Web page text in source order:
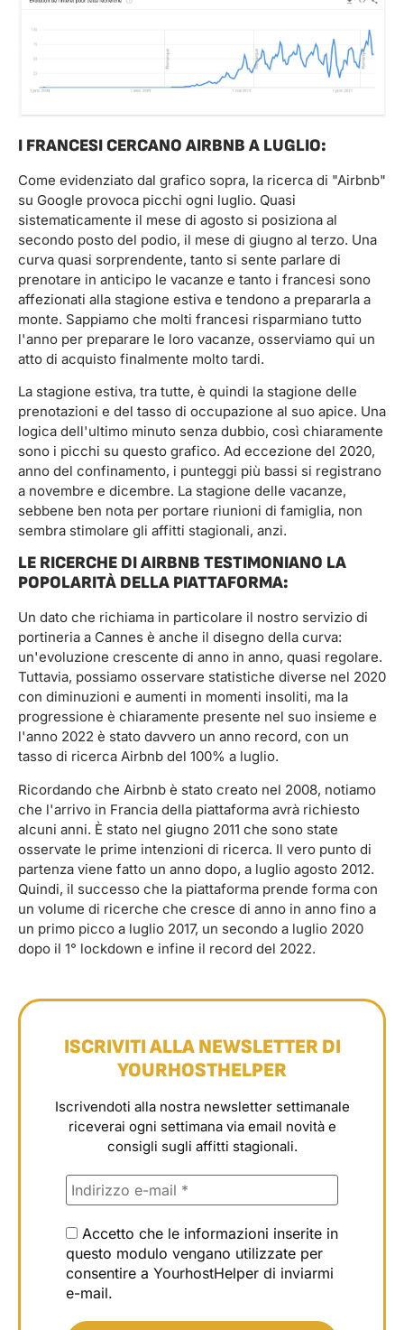
I FRANCESI CERCANO AIRBNB A LUGLIO:
Come evidenziato dal grafico sopra, la ricerca di "Airbnb"
su Google provoca picchi ogni luglio. Quasi
sistematicamente il mese di agosto si posiziona al
secondo posto del podio, il mese di giugno al terzo. Una
curva quasi sorprendente, tanto si sente parlare di
prenotare in anticipo le vacanze e tanto i francesi sono
affezionati alla stagione estiva e tendono a prepararla a
monte. Sappiamo che molti francesi risparmiano tutto
l'anno per preparare le loro vacanze, osserviamo qui un
atto di acquisto finalmente molto tardi.
La stagione estiva, tra tutte, è quindi la stagione delle
prenotazioni e del tasso di occupazione al suo apice. Una
logica dell'ultimo minuto senza dubbio, così chiaramente
sono i picchi su questo grafico. Ad eccezione del 2020,
anno del confinamento, i punteggi più bassi si registrano
a novembre e dicembre. La stagione delle vacanze,
sebbene ben nota per portare riunioni di famiglia, non
sembra stimolare gli affitti stagionali, anzi.
LE RICERCHE DI AIRBNB TESTIMONIANO LA
POPOLARITÀ DELLA PIATTAFORMA:
Un dato che richiama in particolare il nostro servizio di
portineria a Cannes è anche il disegno della curva:
un'evoluzione crescente di anno in anno, quasi regolare.
Tuttavia, possiamo osservare statistiche diverse nel 2020
con diminuzioni e aumenti in momenti insoliti, ma la
progressione è chiaramente presente nel suo insieme e
l'anno 2022 è stato davvero un anno record, con un
tasso di ricerca Airbnb del 100% a luglio.
Ricordando che Airbnb è stato creato nel 2008, notiamo
che l'arrivo in Francia della piattaforma avrà richiesto
alcuni anni. È stato nel giugno 2011 che sono state
osservate le prime intenzioni di ricerca. Il vero punto di
partenza viene fatto un anno dopo, a luglio agosto 2012.
Quindi, il successo che la piattaforma prende forma con
un volume di ricerche che cresce di anno in anno fino a
un primo picco a luglio 2017, un secondo a luglio 2020
dopo il 1° lockdown e infine il record del 2022.
ISCRIVITI ALLA NEWSLETTER DI
YOURHOSTHELPER
Iscrivendoti alla nostra newsletter settimanale
riceverai ogni settimana via email novità e
consigli sugli affitti stagionali.
Accetto che le informazioni inserite in
questo modulo vengano utilizzate per
consentire a YourhostHelper di inviarmi
e-mail.